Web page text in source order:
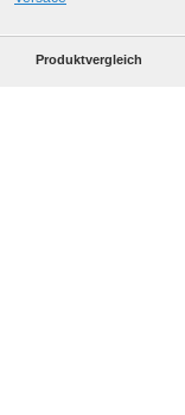
Produktvergleich